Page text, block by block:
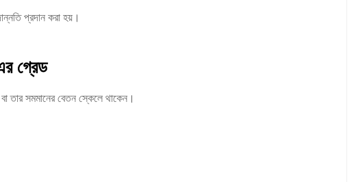
প্রদান করা হয়।
গ্রেড
তার সমমানের বেতন স্কেলে থাকেন।